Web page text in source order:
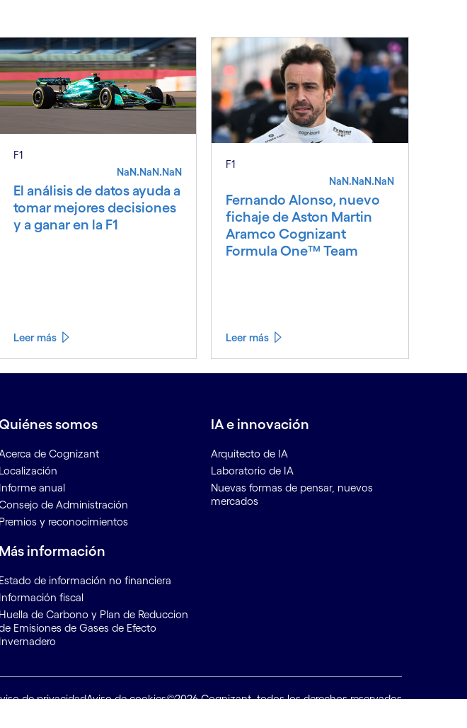
F1
NaN.NaN.NaN
El análisis de datos ayuda a
tomar mejores decisiones
y a ganar en la F1
Leer más
F1
NaN.NaN.NaN
Fernando Alonso, nuevo
fichaje de Aston Martin
Aramco Cognizant
Formula One™ Team
Leer más
somos
de Cognizant
Localización
Informe anual
de Administración
Premios y reconocimientos
IA e innovación
Arquitecto de IA
Laboratorio de IA
Nuevas formas de pensar, nuevos
mercados
Más información
Estado de información no financiera
Información fiscal
Huella de Carbono y Plan de Reduccion
Emisiones de Gases de Efecto
Invernadero
de privacidadAviso de cookies©2026 Cognizant, todos los derechos reservados